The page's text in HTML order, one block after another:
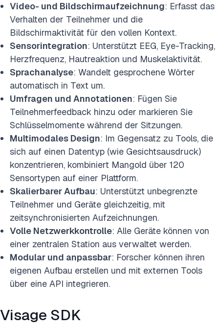
Video- und Bildschirmaufzeichnung: Erfasst das
Verhalten der Teilnehmer und die
Bildschirmaktivität für den vollen Kontext.
Sensorintegration: Unterstützt EEG, Eye-Tracking,
Herzfrequenz, Hautreaktion und Muskelaktivität.
Sprachanalyse: Wandelt gesprochene Wörter
automatisch in Text um.
Umfragen und Annotationen: Fügen Sie
Teilnehmerfeedback hinzu oder markieren Sie
Schlüsselmomente während der Sitzungen.
Multimodales Design: Im Gegensatz zu Tools, die
sich auf einen Datentyp (wie Gesichtsausdruck)
konzentrieren, kombiniert Mangold über 120
Sensortypen auf einer Plattform.
Skalierbarer Aufbau: Unterstützt unbegrenzte
Teilnehmer und Geräte gleichzeitig, mit
zeitsynchronisierten Aufzeichnungen.
Volle Netzwerkkontrolle: Alle Geräte können von
einer zentralen Station aus verwaltet werden.
Modular und anpassbar: Forscher können ihren
eigenen Aufbau erstellen und mit externen Tools
über eine API integrieren.
Visage SDK